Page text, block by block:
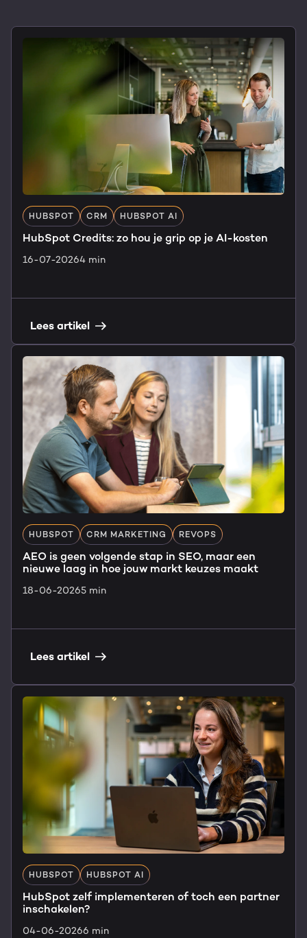
HUBSPOT CRM HUBSPOT AI
HubSpot Credits: zo hou je grip op je AI-kosten
16-07-20264 min
Lees artikel
HUBSPOT CRM MARKETING REVOPS
AEO is geen volgende stap in SEO, maar een
nieuwe laag in hoe jouw markt keuzes maakt
18-06-20265 min
Lees artikel
HUBSPOT HUBSPOT AI
HubSpot zelf implementeren of toch een partner
inschakelen?
04-06-20266 min